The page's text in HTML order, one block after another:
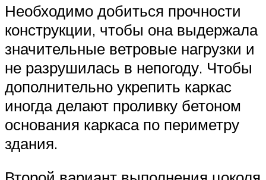
Необходимо добиться прочности
конструкции, чтобы она выдержала
значительные ветровые нагрузки и
не разрушилась в непогоду. Чтобы
дополнительно укрепить каркас
иногда делают проливку бетоном
основания каркаса по периметру
здания.